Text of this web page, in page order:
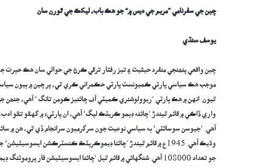
چين جي سفرنامي ”مريم جي ديس ۾“ جو ھڪ باب، ليکڪ جي ٿورن سان
يوسف سنڌي
چين واقعي پنھنجي منفرد حيثيت ۽ تيز رفتار ترقي ڪرڻ جي حوالي سان هڪ حيرت
موجب هڪ سياسي پارٽي ڪميونسٽ پارٽي حڪمراني ڪري ٿي، پر چين ۾ ٻيون
وڌيڪ آهي. 1945ع ۾ قائم ٿيندڙ ’چائنا ڊيموڪريٽڪ ڪنسٽرڪشن